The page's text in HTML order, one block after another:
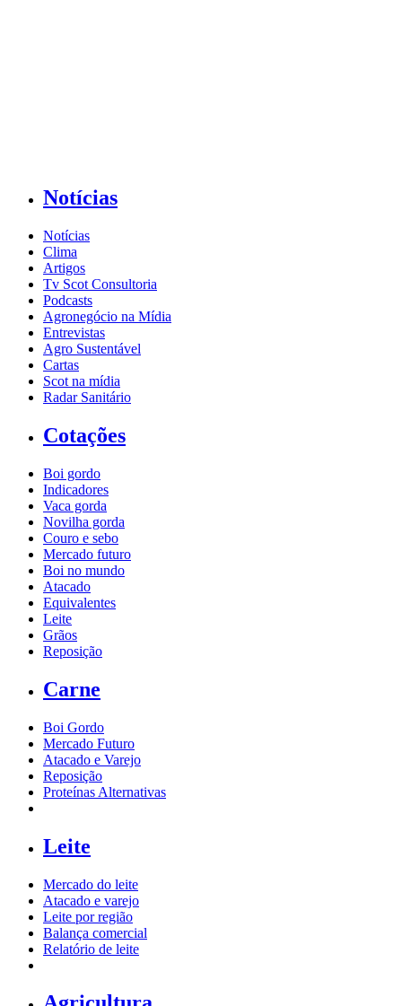
Notícias
Notícias
Clima
Artigos
Tv Scot Consultoria
Podcasts
Agronegócio na Mídia
Entrevistas
Agro Sustentável
Cartas
Scot na mídia
Radar Sanitário
Cotações
Boi gordo
Indicadores
Vaca gorda
Novilha gorda
Couro e sebo
Mercado futuro
Boi no mundo
Atacado
Equivalentes
Leite
Grãos
Reposição
Carne
Boi Gordo
Mercado Futuro
Atacado e Varejo
Reposição
Proteínas Alternativas
Leite
Mercado do leite
Atacado e varejo
Leite por região
Balança comercial
Relatório de leite